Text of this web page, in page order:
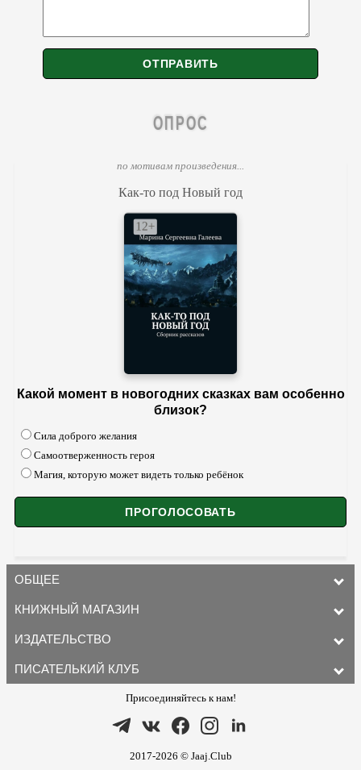
ОПРОС
по мотивам произведения...
Как-то под Новый год
Какой момент в новогодних сказках вам особенно
близок?
Сила доброго желания
Самоотверженность героя
Магия, которую может видеть только ребёнок
ОБЩЕЕ
КНИЖНЫЙ МАГАЗИН
ИЗДАТЕЛЬСТВО
ПИСАТЕЛЬКИЙ КЛУБ
Присоединяйтесь к нам!
2017-2026 © Jaaj.Club